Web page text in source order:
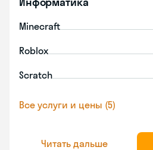
Minecraft
Roblox
Scratch
Все услуги и цены (5)
Читать дальше